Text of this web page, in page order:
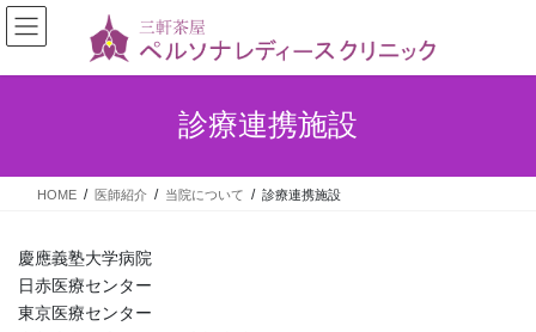
診療連携施設
HOME 医師紹介 当院について 診療連携施設
慶應義塾大学病院
日赤医療センター
東京医療センター